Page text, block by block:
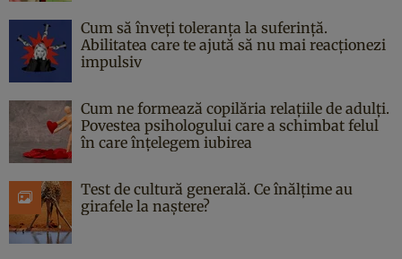
Cum să înveți toleranța la suferință.
Abilitatea care te ajută să nu mai reacționezi
impulsiv
Cum ne formează copilăria relațiile de adulți.
Povestea psihologului care a schimbat felul
în care înțelegem iubirea
Test de cultură generală. Ce înălțime au
girafele la naștere?